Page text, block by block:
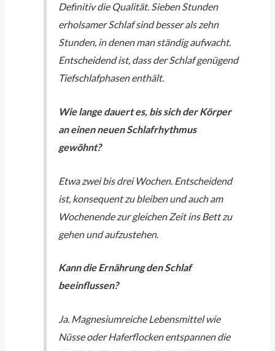
Definitiv die Qualität. Sieben Stunden
erholsamer Schlaf sind besser als zehn
Stunden, in denen man ständig aufwacht.
Entscheidend ist, dass der Schlaf genügend
Tiefschlafphasen enthält.
Wie lange dauert es, bis sich der Körper
an einen neuen Schlafrhythmus
gewöhnt?
Etwa zwei bis drei Wochen. Entscheidend
ist, konsequent zu bleiben und auch am
Wochenende zur gleichen Zeit ins Bett zu
gehen und aufzustehen.
Kann die Ernährung den Schlaf
beeinflussen?
Ja. Magnesiumreiche Lebensmittel wie
Nüsse oder Haferflocken entspannen die